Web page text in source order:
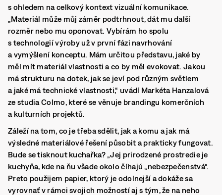
s ohledem na celkový kontext vizuální komunikace.
„Materiál může můj záměr podtrhnout, dát mu další
rozměr nebo mu oponovat. Vybírám ho spolu
s technologií výroby už v první fázi navrhování
a vymýšlení konceptu. Mám určitou představu, jaké by
měl mít materiál vlastnosti a co by měl evokovat. Jakou
má strukturu na dotek, jak se jeví pod různým světlem
a jaké má technické vlastnosti,“ uvádí Markéta Hanzalová
ze studia Colmo, které se věnuje brandingu komerčních
a kulturních projektů.
Záleží na tom, co je třeba sdělit, jak a komu a jak má
výsledné materiálové řešení působit a prakticky fungovat.
Bude se tisknout kuchařka? „Jej prirodzené prostredie je
kuchyňa, kde na ňu všade okolo číhajú „nebezpečenstvá“.
Preto použijem papier, ktorý je odolnejší a dokáže sa
vyrovnať v rámci svojich možností aj s tým, že na neho